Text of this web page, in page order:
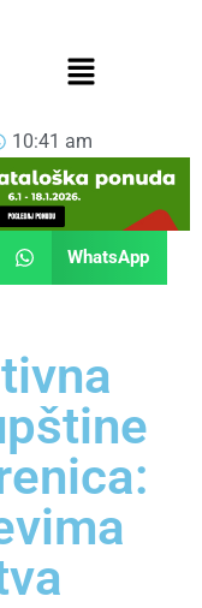
10:41 am
WhatsApp